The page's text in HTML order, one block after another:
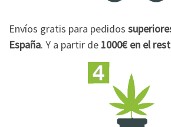
Envíos gratis para pedidos
España. Y a partir de 1000€ en el